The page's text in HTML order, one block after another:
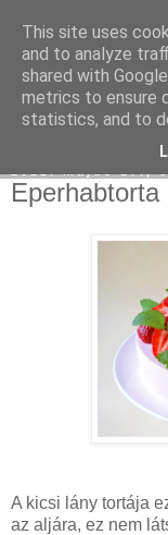
Moha
Eperhabtorta
A kicsi lány tortája
az aljára, ez nem
This site uses
and to analyze
shared with
metrics to ensure
statistics, and to